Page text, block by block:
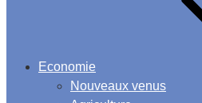
Economie
Nouveaux venus